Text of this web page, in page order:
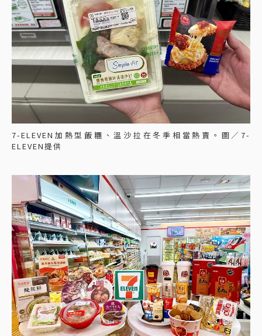
7-ELEVEN加熱型飯糰、溫沙拉在冬季相當熱賣。圖／7-
ELEVEN提供